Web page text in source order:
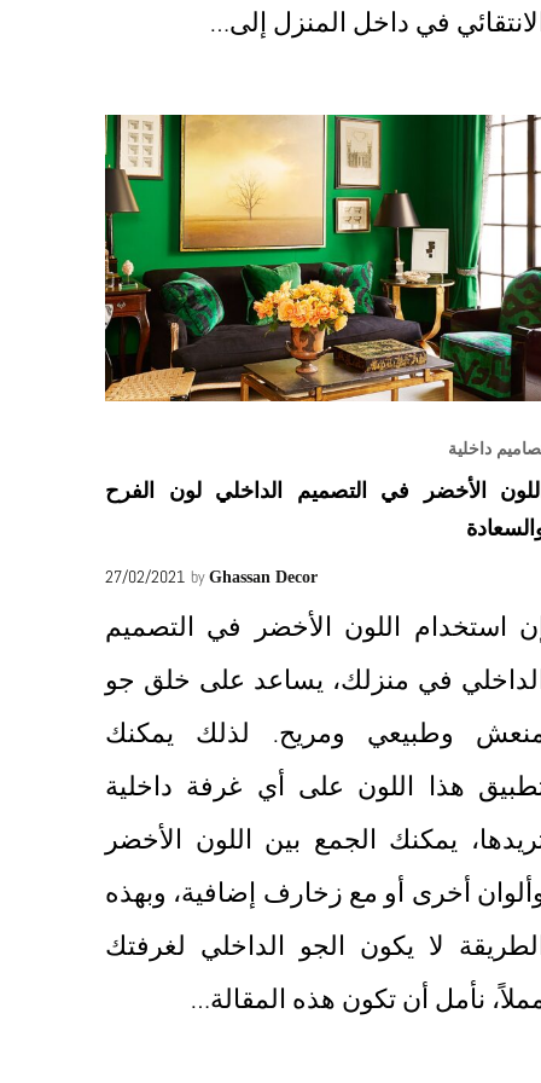
في داخل المنزل إلى…
داخلية
اللون الأخضر في التصميم الداخلي لون الفرح
27/02/2021 by Ghassan Decor
استخدام اللون الأخضر في التصميم
في منزلك، يساعد على خلق جو
وطبيعي ومريح. لذلك يمكنك
هذا اللون على أي غرفة داخلية
يمكنك الجمع بين اللون الأخضر
أخرى أو مع زخارف إضافية، وبهذه
لا يكون الجو الداخلي لغرفتك
نأمل أن تكون هذه المقالة…